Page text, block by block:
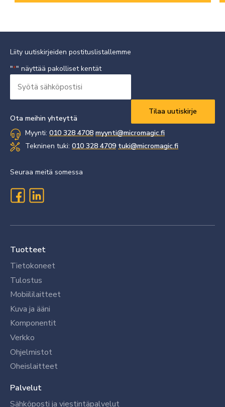
Liity uutiskirjeiden postituslistallemme
"*" näyttää pakolliset kentät
sähköpostisi
Ota meihin yhteyttä
Myynti: 010 328 4708 myynti@micromagic.fi
Tekninen tuki: 010 328 4709 tuki@micromagic.fi
Seuraa meitä somessa
Tuotteet
Tietokoneet
Tulostus
Mobiililaitteet
Kuva ja ääni
Komponentit
Verkko
Ohjelmistot
Oheislaitteet
Palvelut
Sähköposti ja viestintäpalvelut